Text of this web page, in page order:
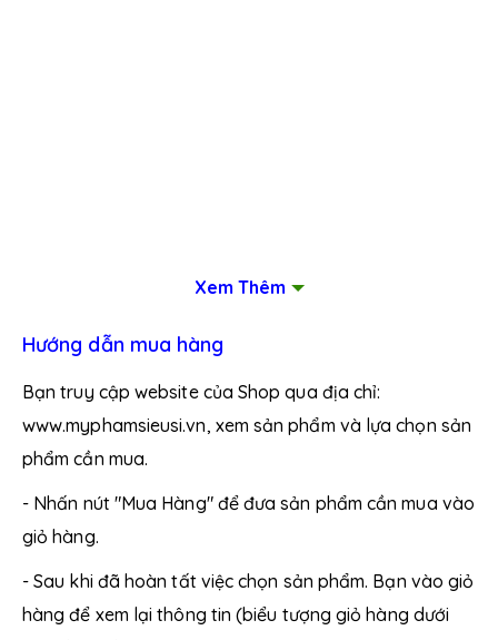
Loại da phù hợp:
Sản phẩm phù hợp với mọi loại da.
Chỉ tiêu kích ứng da:
Xem Thêm
Hướng dẫn mua hàng
Bạn truy cập website của Shop qua địa chỉ:
www.myphamsieusi.vn, xem sản phẩm và lựa chọn sản
phẩm cần mua.
- Nhấn nút "Mua Hàng" để đưa sản phẩm cần mua vào
giỏ hàng.
- Sau khi đã hoàn tất việc chọn sản phẩm. Bạn vào giỏ
hàng để xem lại thông tin (biểu tượng giỏ hàng dưới